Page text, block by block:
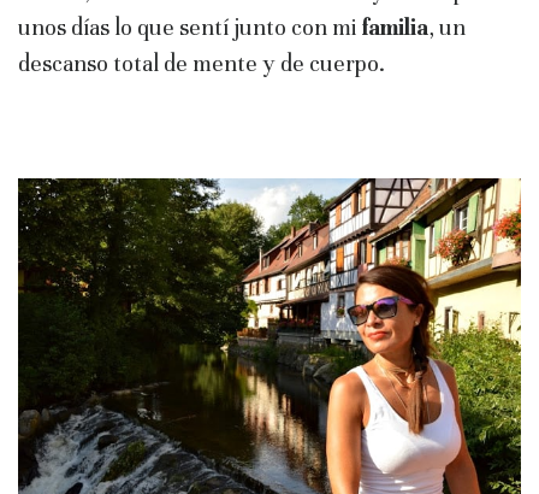
unos días lo que sentí junto con mi familia, un
descanso total de mente y de cuerpo.